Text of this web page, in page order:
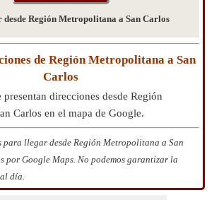
desde Región Metropolitana a San Carlos
de Región Metropolitana a San
Carlos
direcciones desde Región
Carlos en el mapa de Google.
llegar desde Región Metropolitana a San
por Google Maps. No podemos garantizar la
día.